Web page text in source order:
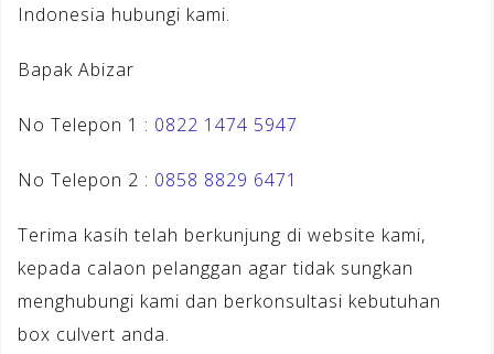
Indonesia hubungi kami.
Bapak Abizar
No Telepon 1 : 0822 1474 5947
No Telepon 2 : 0858 8829 6471
Terima kasih telah berkunjung di website kami,
kepada calaon pelanggan agar tidak sungkan
menghubungi kami dan berkonsultasi kebutuhan
box culvert anda.